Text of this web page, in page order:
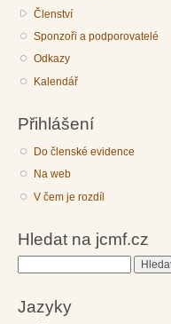
Členství
Sponzoři a podporovatelé
Odkazy
Kalendář
Přihlášení
Do členské evidence
Na web
V čem je rozdíl
Hledat na jcmf.cz
Jazyky